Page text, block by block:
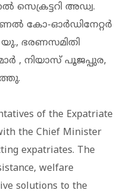
സെക്രട്ടറി അഡ്വ.
കോ-ഓർഡിനേറ്റർ
ഭരണസമിതി
, നിയാസ് പൂജപ്പുര,
of the Expatriate
the Chief Minister
expatriates. The
welfare
solutions to the